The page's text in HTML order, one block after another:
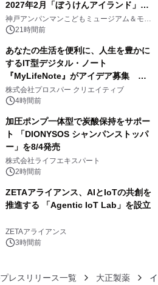
2027年2月「ぼうけんアイランド」が
オープン
神戸アンパンマンこどもミュージアム＆モー
ル 21時間前
あなたの生活を便利に、人生を豊かに
するIT型デジタル・ノート
『MyLifeNote』がアイデア募集 優
秀賞100名に1年間無償試用
株式会社プロスパー クリエイティブ
4時間前
加圧ポンプ一体型で炭酸保持をサポー
ト 「DIONYSOS シャンパンストッパ
ー」を8/4発売
株式会社ライフエキスパート
2時間前
ZETAアライアンス、AIとIoTの共創を
推進する 「Agentic IoT Lab」を設立
ZETAアライアンス
3時間前
レスリリース一覧 大正製薬